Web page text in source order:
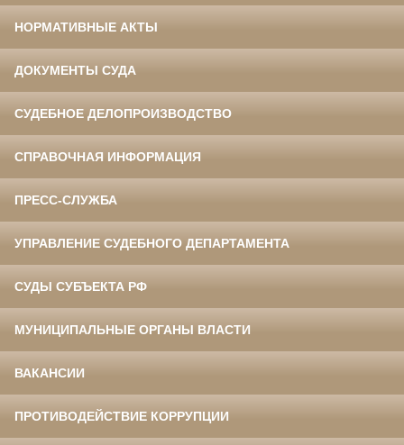
НОРМАТИВНЫЕ АКТЫ
ДОКУМЕНТЫ СУДА
СУДЕБНОЕ ДЕЛОПРОИЗВОДСТВО
СПРАВОЧНАЯ ИНФОРМАЦИЯ
ПРЕСС-СЛУЖБА
УПРАВЛЕНИЕ СУДЕБНОГО ДЕПАРТАМЕНТА
СУДЫ СУБЪЕКТА РФ
МУНИЦИПАЛЬНЫЕ ОРГАНЫ ВЛАСТИ
ВАКАНСИИ
ПРОТИВОДЕЙСТВИЕ КОРРУПЦИИ